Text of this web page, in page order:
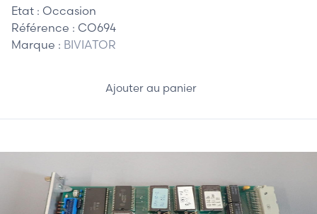
Etat : Occasion
Référence : CO694
Marque : BIVIATOR
Ajouter au panier